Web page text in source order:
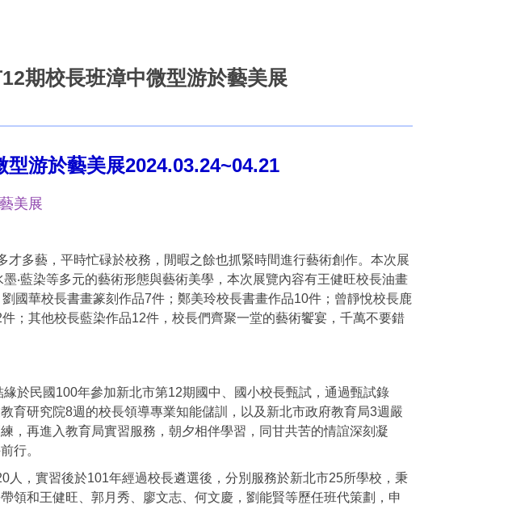
期校長班漳中微型游於藝美展
游於藝美展2024.03.24~04.21
美展
多藝，平時忙碌於校務，閒暇之餘也抓緊時間進行藝術創作。本次展
墨‧藍染等多元的藝術形態與藝術美學，本次展覽內容有王健旺校長油畫
國華校長書畫篆刻作品7件；鄭美玲校長書畫作品10件；曾靜悅校長鹿
；其他校長藍染作品12件，校長們齊聚一堂的藝術饗宴，千萬不要錯
於民國100年參加新北市第12期國中、國小校長甄試，通過甄試錄
育研究院8週的校長領導專業知能儲訓，以及新北市政府教育局3週嚴
，再進入教育局實習服務，朝夕相伴學習，同甘共苦的情誼深刻凝
行。
人，實習後於101年經過校長遴選後，分別服務於新北市25所學校，秉
領和王健旺、郭月秀、廖文志、何文慶，劉能賢等歷任班代策劃，申